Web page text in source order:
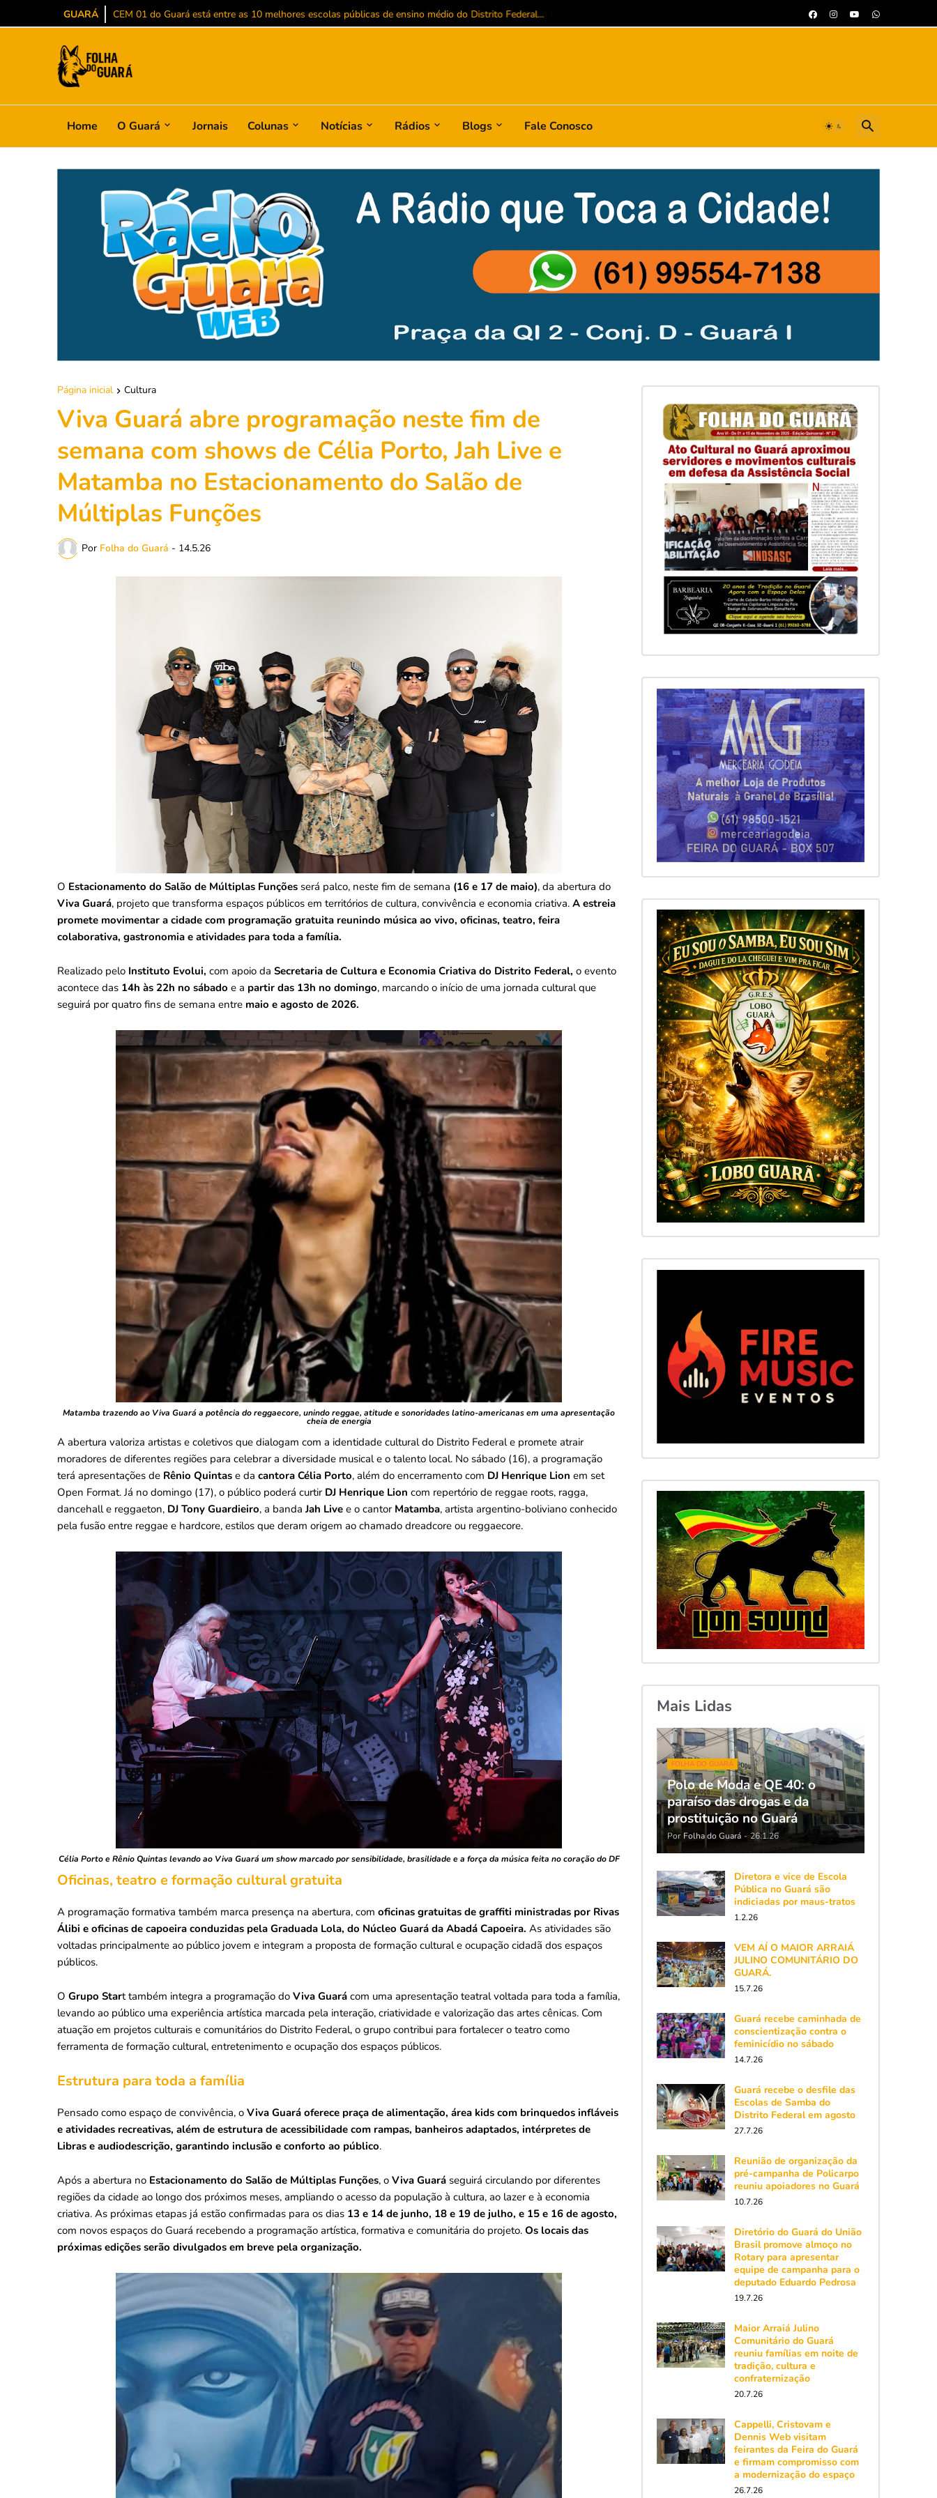
GUARÁ CEM 01 do Guará está entre as 10 melhores escolas públicas de ensino médio do Distrito Federal...
Home O Guará Jornais Colunas Notícias Rádios Blogs Fale Conosco
Página inicial Cultura
Viva Guará abre programação neste fim de
semana com shows de Célia Porto, Jah Live e
Matamba no Estacionamento do Salão de
Múltiplas Funções
Por Folha do Guará - 14.5.26
O Estacionamento do Salão de Múltiplas Funções será palco, neste fim de semana (16 e 17 de maio), da abertura do
Viva Guará, projeto que transforma espaços públicos em territórios de cultura, convivência e economia criativa. A estreia
promete movimentar a cidade com programação gratuita reunindo música ao vivo, oficinas, teatro, feira
colaborativa, gastronomia e atividades para toda a família.
Realizado pelo Instituto Evolui, com apoio da Secretaria de Cultura e Economia Criativa do Distrito Federal, o evento
acontece das 14h às 22h no sábado e a partir das 13h no domingo, marcando o início de uma jornada cultural que
seguirá por quatro fins de semana entre maio e agosto de 2026.
Matamba trazendo ao Viva Guará a potência do reggaecore, unindo reggae, atitude e sonoridades latino-americanas em uma apresentação
cheia de energia
A abertura valoriza artistas e coletivos que dialogam com a identidade cultural do Distrito Federal e promete atrair
moradores de diferentes regiões para celebrar a diversidade musical e o talento local. No sábado (16), a programação
terá apresentações de Rênio Quintas e da cantora Célia Porto, além do encerramento com DJ Henrique Lion em set
Open Format. Já no domingo (17), o público poderá curtir DJ Henrique Lion com repertório de reggae roots, ragga,
dancehall e reggaeton, DJ Tony Guardieiro, a bandaJah Live e o cantor Matamba, artista argentino-boliviano conhecido
pela fusão entre reggae e hardcore, estilos que deram origem ao chamado dreadcore ou reggaecore.
Célia Porto e Rênio Quintas levando ao Viva Guará um show marcado por sensibilidade, brasilidade e a força da música feita no coração do DF
Oficinas, teatro e formação cultural gratuita
A programação formativa também marca presença na abertura, com oficinas gratuitas de graffiti ministradas por Rivas
Álibi e oficinas de capoeira conduzidas pela Graduada Lola, do Núcleo Guará da Abadá Capoeira. As atividades são
voltadas principalmente ao público jovem e integram a proposta de formação cultural e ocupação cidadã dos espaços
públicos.
O Grupo Start também integra a programação do Viva Guará com uma apresentação teatral voltada para toda a família,
levando ao público uma experiência artística marcada pela interação, criatividade e valorização das artes cênicas. Com
atuação em projetos culturais e comunitários do Distrito Federal, o grupo contribui para fortalecer o teatro como
ferramenta de formação cultural, entretenimento e ocupação dos espaços públicos.
Estrutura para toda a família
Pensado como espaço de convivência, o Viva Guará oferece praça de alimentação, área kids com brinquedos infláveis
e atividades recreativas, além de estrutura de acessibilidade com rampas, banheiros adaptados, intérpretes de
Libras e audiodescrição, garantindo inclusão e conforto ao público.
Após a abertura no Estacionamento do Salão de Múltiplas Funções, o Viva Guará seguirá circulando por diferentes
regiões da cidade ao longo dos próximos meses, ampliando o acesso da população à cultura, ao lazer e à economia
criativa. As próximas etapas já estão confirmadas para os dias 13 e 14 de junho, 18 e 19 de julho, e 15 e 16 de agosto,
com novos espaços do Guará recebendo a programação artística, formativa e comunitária do projeto. Os locais das
próximas edições serão divulgados em breve pela organização.
Mais Lidas
FOLHA DO GUARÁ
Polo de Moda e QE 40: o
paraíso das drogas e da
prostituição no Guará
Por Folha do Guará - 26.1.26
Diretora e vice de Escola
Pública no Guará são
indiciadas por maus-tratos
1.2.26
VEM AÍ O MAIOR ARRAIÁ
JULINO COMUNITÁRIO DO
GUARÁ.
15.7.26
Guará recebe caminhada de
conscientização contra o
feminicídio no sábado
14.7.26
Guará recebe o desfile das
Escolas de Samba do
Distrito Federal em agosto
27.7.26
Reunião de organização da
pré-campanha de Policarpo
reuniu apoiadores no Guará
10.7.26
Diretório do Guará do União
Brasil promove almoço no
Rotary para apresentar
equipe de campanha para o
deputado Eduardo Pedrosa
19.7.26
Maior Arraiá Julino
Comunitário do Guará
reuniu famílias em noite de
tradição, cultura e
confraternização
20.7.26
Cappelli, Cristovam e
Dennis Web visitam
feirantes da Feira do Guará
e firmam compromisso com
a modernização do espaço
26.7.26